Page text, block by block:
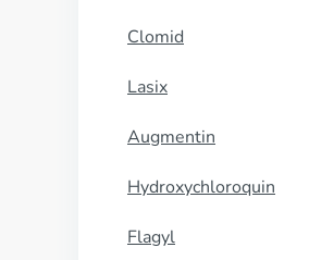
Clomid
Lasix
Augmentin
Hydroxychloroquin
Flagyl